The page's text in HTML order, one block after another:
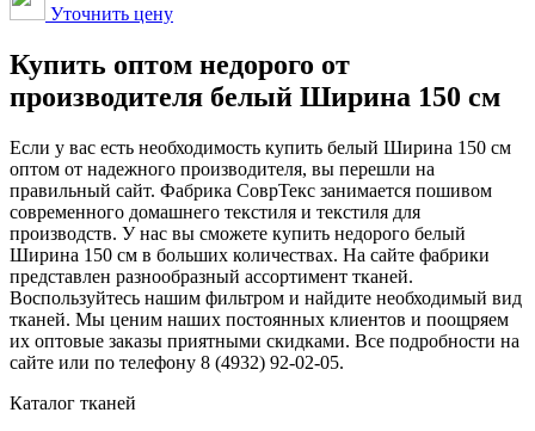
Уточнить цену
Купить оптом недорого от
производителя белый Ширина 150 см
Если у вас есть необходимость купить белый Ширина 150 см
оптом от надежного производителя, вы перешли на
правильный сайт. Фабрика СоврТекс занимается пошивом
современного домашнего текстиля и текстиля для
производств. У нас вы сможете купить недорого белый
Ширина 150 см в больших количествах. На сайте фабрики
представлен разнообразный ассортимент тканей.
Воспользуйтесь нашим фильтром и найдите необходимый вид
тканей. Мы ценим наших постоянных клиентов и поощряем
их оптовые заказы приятными скидками. Все подробности на
сайте или по телефону 8 (4932) 92-02-05.
Каталог тканей